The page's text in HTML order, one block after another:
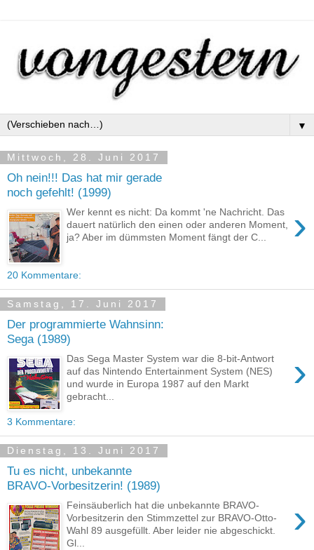
▼
Mittwoch, 28. Juni 2017
Oh nein!!! Das hat mir gerade
noch gefehlt! (1999)
›
Wer kennt es nicht: Da kommt 'ne Nachricht. Das
dauert natürlich den einen oder anderen Moment,
ja? Aber im dümmsten Moment fängt der C...
20 Kommentare:
Samstag, 17. Juni 2017
Der programmierte Wahnsinn:
Sega (1989)
›
Das Sega Master System war die 8-bit-Antwort
auf das Nintendo Entertainment System (NES)
und wurde in Europa 1987 auf den Markt
gebracht...
3 Kommentare:
Dienstag, 13. Juni 2017
Tu es nicht, unbekannte
BRAVO-Vorbesitzerin! (1989)
›
Feinsäuberlich hat die unbekannte BRAVO-
Vorbesitzerin den Stimmzettel zur BRAVO-Otto-
Wahl 89 ausgefüllt. Aber leider nie abgeschickt.
Gl...